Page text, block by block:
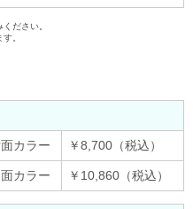
ださい。
。
面カラー ￥8,700（税込）
カラー ￥10,860（税込）